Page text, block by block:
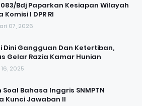
Bdj Paparkan Kesiapan Wilayah
I DPR RI
07, 2026
Dini Gangguan Dan Ketertiban,
Gelar Razia Kamar Hunian
2025
Soal Bahasa Inggris SNMPTN
Kunci Jawaban II